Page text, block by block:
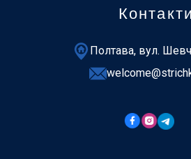
Контакти
Полтава, вул.